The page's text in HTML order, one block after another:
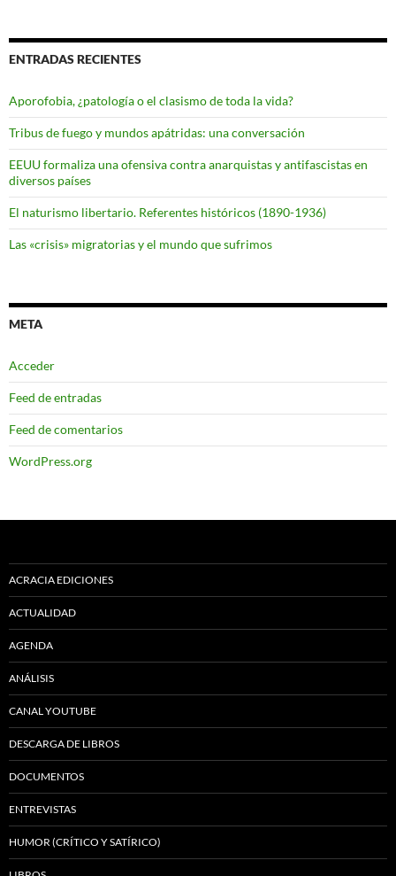
ENTRADAS RECIENTES
Aporofobia, ¿patología o el clasismo de toda la vida?
Tribus de fuego y mundos apátridas: una conversación
EEUU formaliza una ofensiva contra anarquistas y antifascistas en
diversos países
El naturismo libertario. Referentes históricos (1890-1936)
Las «crisis» migratorias y el mundo que sufrimos
META
Acceder
Feed de entradas
Feed de comentarios
WordPress.org
ACRACIA EDICIONES
ACTUALIDAD
AGENDA
ANÁLISIS
CANAL YOUTUBE
DESCARGA DE LIBROS
DOCUMENTOS
ENTREVISTAS
HUMOR (CRÍTICO Y SATÍRICO)